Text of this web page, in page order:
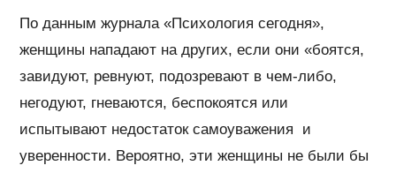
По данным журнала «Психология сегодня»,
женщины нападают на других, если они «боятся,
завидуют, ревнуют, подозревают в чем-либо,
негодуют, гневаются, беспокоятся или
испытывают недостаток самоуважения и
уверенности. Вероятно, эти женщины не были бы